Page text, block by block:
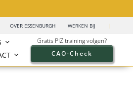
OVER ESSENBURGH WERKEN BIJ |
Gratis PIZ training volgen?
CAO-Check